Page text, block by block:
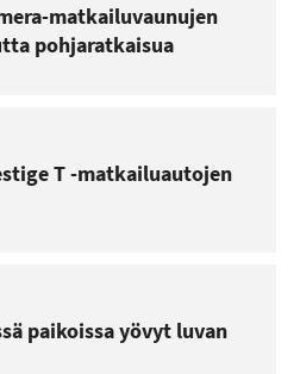
matkailuvaunujen
pohjaratkaisua
T -matkailuautojen
paikoissa yövyt luvan